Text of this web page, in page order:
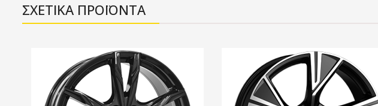
ΣΧΕΤΙΚΑ ΠΡΟΪΟΝΤΑ